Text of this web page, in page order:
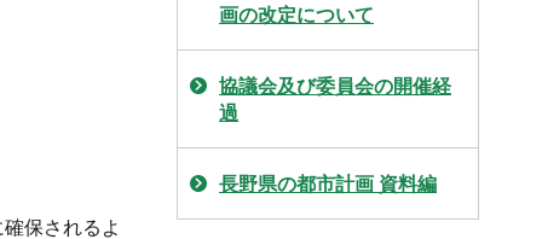
保されるよ
画の改定について
協議会及び委員会の開催経
過
長野県の都市計画 資料編